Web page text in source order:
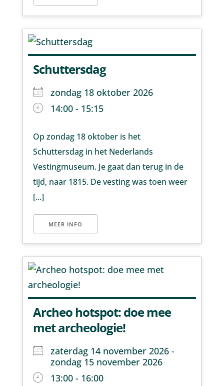
Schuttersdag
zondag 18 oktober 2026
14:00 - 15:15
Op zondag 18 oktober is het
Schuttersdag in het Nederlands
Vestingmuseum. Je gaat dan terug in de
tijd, naar 1815. De vesting was toen weer
[...]
MEER INFO
Archeo hotspot: doe mee
met archeologie!
zaterdag 14 november 2026 -
zondag 15 november 2026
13:00 - 16:00